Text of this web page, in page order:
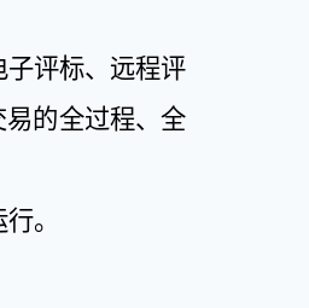
评标、远程评
的全过程、全
。